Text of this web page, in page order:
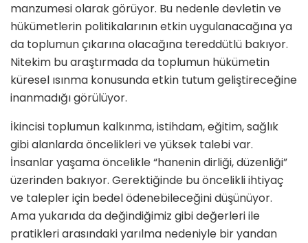
man­zumesi olarak görüyor. Bu nedenle devletin ve
hükü­metlerin politikalarının etkin uygulanacağına ya
da top­lumun çıkarına olacağına tereddütlü bakıyor.
Nitekim bu araştırmada da toplumun hükümetin
küresel ısınma konusunda etkin tutum geliştireceğine
inanmadığı gö­rülüyor.
İkincisi toplumun kalkınma, istihdam, eğitim, sağlık
gibi alanlarda öncelikleri ve yüksek talebi var.
İnsanlar yaşama öncelikle “hanenin dirliği, düzenliği”
üzerinden bakıyor. Gerektiğinde bu öncelikli ihtiyaç
ve talepler için bedel ödenebileceğini düşünüyor.
Ama yukarıda da değindiğimiz gibi değerleri ile
pratikleri arasındaki yarılma nedeniyle bir yandan